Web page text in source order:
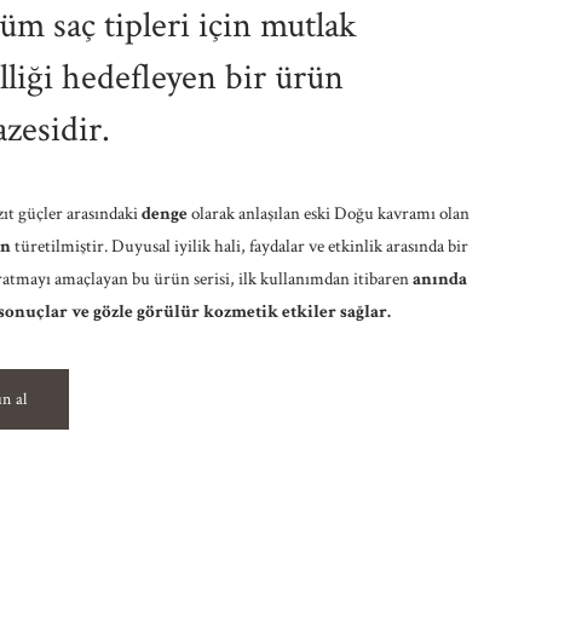
saç tipleri için mutlak
hedefleyen bir ürün
güçler arasındakidengeolarak anlaşılan eski Doğu kavramı olan
türetilmiştir. Duyusal iyilik hali, faydalar ve etkinlik arasında bir
amaçlayan bu ürün serisi, ilk kullanımdan itibarenanında
ve gözle görülür kozmetik etkiler sağlar.
al